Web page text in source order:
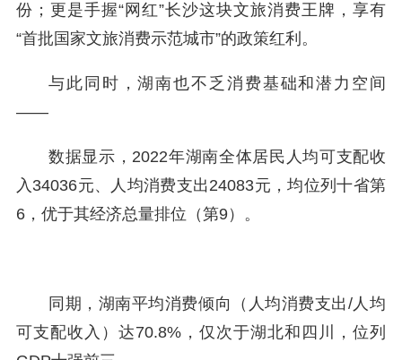
份；更是手握“网红”长沙这块文旅消费王牌，享有
“首批国家文旅消费示范城市”的政策红利。
与此同时，湖南也不乏消费基础和潜力空间
——
数据显示，2022年湖南全体居民人均可支配收
入34036元、人均消费支出24083元，均位列十省第
6，优于其经济总量排位（第9）。
同期，湖南平均消费倾向（人均消费支出/人均
可支配收入）达70.8%，仅次于湖北和四川，位列